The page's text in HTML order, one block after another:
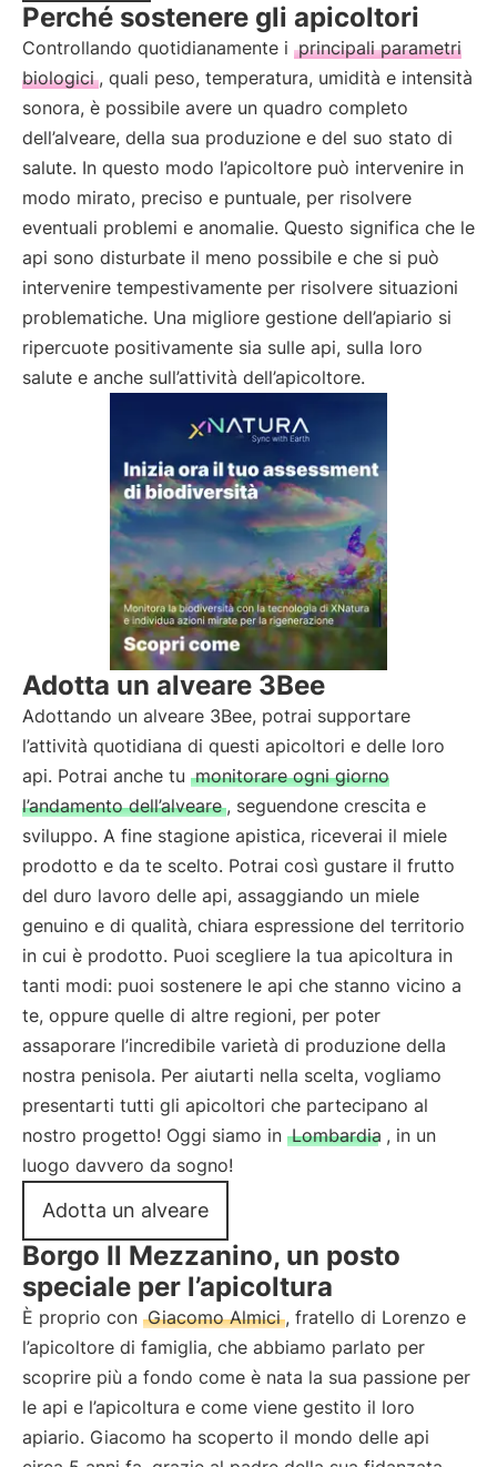
Perché sostenere gli apicoltori
Controllando quotidianamente i principali parametri
biologici , quali peso, temperatura, umidità e intensità
sonora, è possibile avere un quadro completo
dell’alveare, della sua produzione e del suo stato di
salute. In questo modo l’apicoltore può intervenire in
modo mirato, preciso e puntuale, per risolvere
eventuali problemi e anomalie. Questo significa che le
api sono disturbate il meno possibile e che si può
intervenire tempestivamente per risolvere situazioni
problematiche. Una migliore gestione dell’apiario si
ripercuote positivamente sia sulle api, sulla loro
salute e anche sull’attività dell’apicoltore.
Adotta un alveare 3Bee
Adottando un alveare 3Bee, potrai supportare
l’attività quotidiana di questi apicoltori e delle loro
api. Potrai anche tu monitorare ogni giorno
l’andamento dell’alveare , seguendone crescita e
sviluppo. A fine stagione apistica, riceverai il miele
prodotto e da te scelto. Potrai così gustare il frutto
del duro lavoro delle api, assaggiando un miele
genuino e di qualità, chiara espressione del territorio
in cui è prodotto. Puoi scegliere la tua apicoltura in
tanti modi: puoi sostenere le api che stanno vicino a
te, oppure quelle di altre regioni, per poter
assaporare l’incredibile varietà di produzione della
nostra penisola. Per aiutarti nella scelta, vogliamo
presentarti tutti gli apicoltori che partecipano al
nostro progetto! Oggi siamo in Lombardia , in un
luogo davvero da sogno!
Adotta un alveare
Borgo Il Mezzanino, un posto
speciale per l’apicoltura
È proprio con Giacomo Almici , fratello di Lorenzo e
l’apicoltore di famiglia, che abbiamo parlato per
scoprire più a fondo come è nata la sua passione per
le api e l’apicoltura e come viene gestito il loro
apiario. Giacomo ha scoperto il mondo delle api